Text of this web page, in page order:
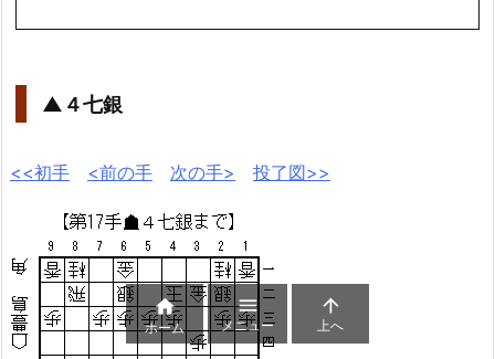
▲４七銀
<<初手 <前の手 次の手> 投了図>>

ホーム

メニュー

上へ